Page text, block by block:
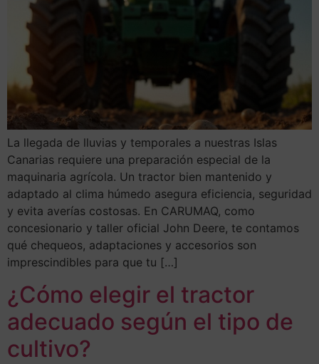
La llegada de lluvias y temporales a nuestras Islas
Canarias requiere una preparación especial de la
maquinaria agrícola. Un tractor bien mantenido y
adaptado al clima húmedo asegura eficiencia, seguridad
y evita averías costosas. En CARUMAQ, como
concesionario y taller oficial John Deere, te contamos
qué chequeos, adaptaciones y accesorios son
imprescindibles para que tu […]
¿Cómo elegir el tractor
adecuado según el tipo de
cultivo?